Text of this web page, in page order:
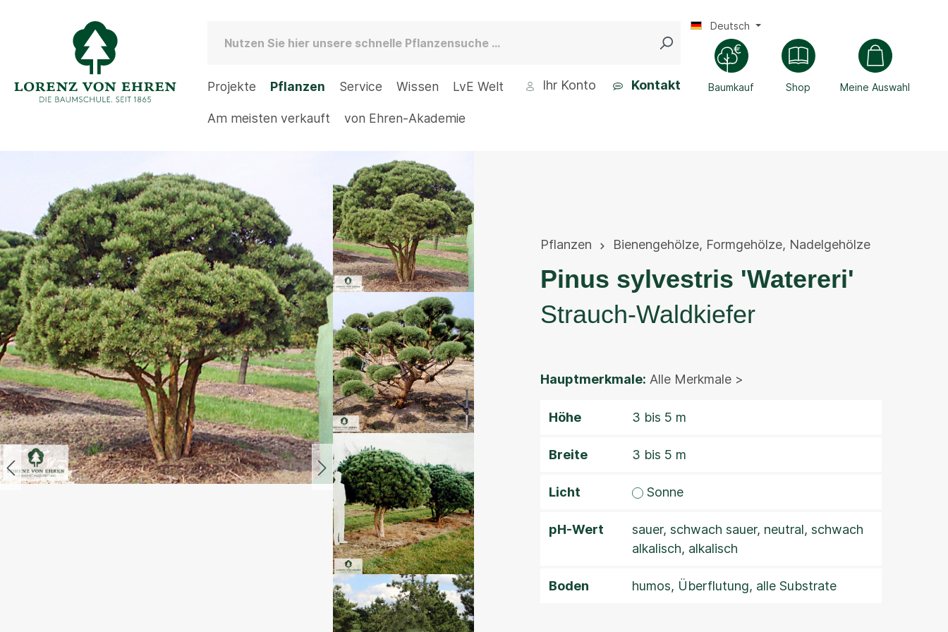
Projekte Pflanzen Service Wissen LvE Welt
Am meisten verkauft von Ehren-Akademie
Ihr Konto Kontakt Baumkauf Shop Meine Auswahl
Deutsch
Pflanzen Bienengehölze, Formgehölze, Nadelgehölze
Pinus sylvestris 'Watereri'
Strauch-Waldkiefer
Hauptmerkmale: Alle Merkmale >
Höhe 3 bis 5 m
Breite 3 bis 5 m
Licht Sonne
pH-Wert
sauer, schwach sauer, neutral, schwach
alkalisch, alkalisch
Boden humos, Überflutung, alle Substrate